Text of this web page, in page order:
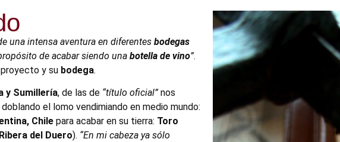
una intensa aventura en diferentes bodegas
de acabar siendo una botella de vino”.
y su bodega.
y Sumillería, de las de “título oficial” nos
el lomo vendimiando en medio mundo:
Chile para acabar en su tierra: Toro
Ribera del Duero). “En mi cabeza ya sólo